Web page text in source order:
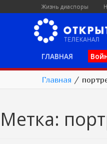
Жизнь диаспоры
ГЛАВНАЯ
Главная /
Метка: